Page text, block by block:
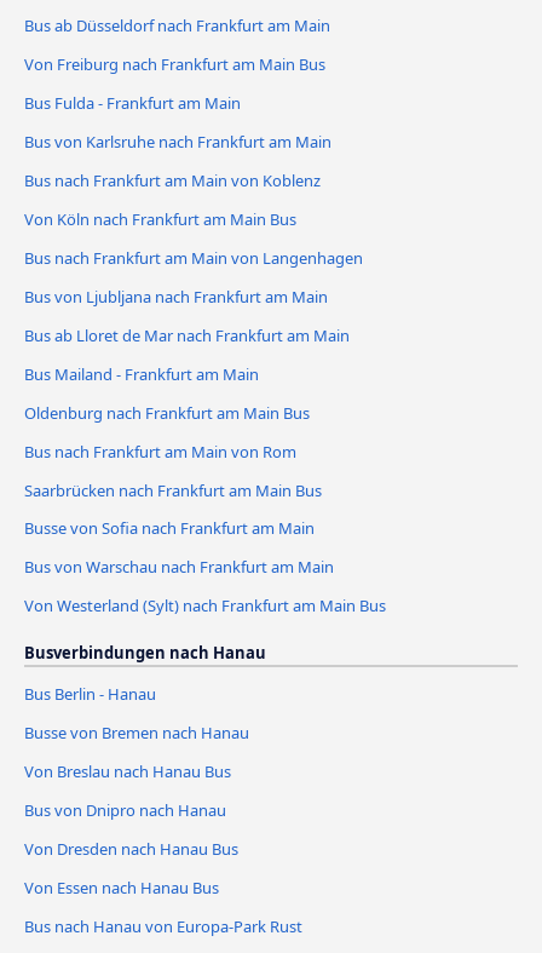
Bus ab Düsseldorf nach Frankfurt am Main
Von Freiburg nach Frankfurt am Main Bus
Bus Fulda - Frankfurt am Main
Bus von Karlsruhe nach Frankfurt am Main
Bus nach Frankfurt am Main von Koblenz
Von Köln nach Frankfurt am Main Bus
Bus nach Frankfurt am Main von Langenhagen
Bus von Ljubljana nach Frankfurt am Main
Bus ab Lloret de Mar nach Frankfurt am Main
Bus Mailand - Frankfurt am Main
Oldenburg nach Frankfurt am Main Bus
Bus nach Frankfurt am Main von Rom
Saarbrücken nach Frankfurt am Main Bus
Busse von Sofia nach Frankfurt am Main
Bus von Warschau nach Frankfurt am Main
Von Westerland (Sylt) nach Frankfurt am Main Bus
Busverbindungen nach Hanau
Bus Berlin - Hanau
Busse von Bremen nach Hanau
Von Breslau nach Hanau Bus
Bus von Dnipro nach Hanau
Von Dresden nach Hanau Bus
Von Essen nach Hanau Bus
Bus nach Hanau von Europa-Park Rust